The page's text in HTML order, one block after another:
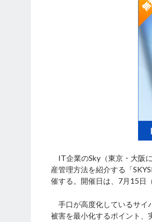
IT企業のSky（東京・大阪
産管理方法を紹介する「
催する。開催日は、7月15日
手口が高度化しているサイ
被害を最小化するポイント、